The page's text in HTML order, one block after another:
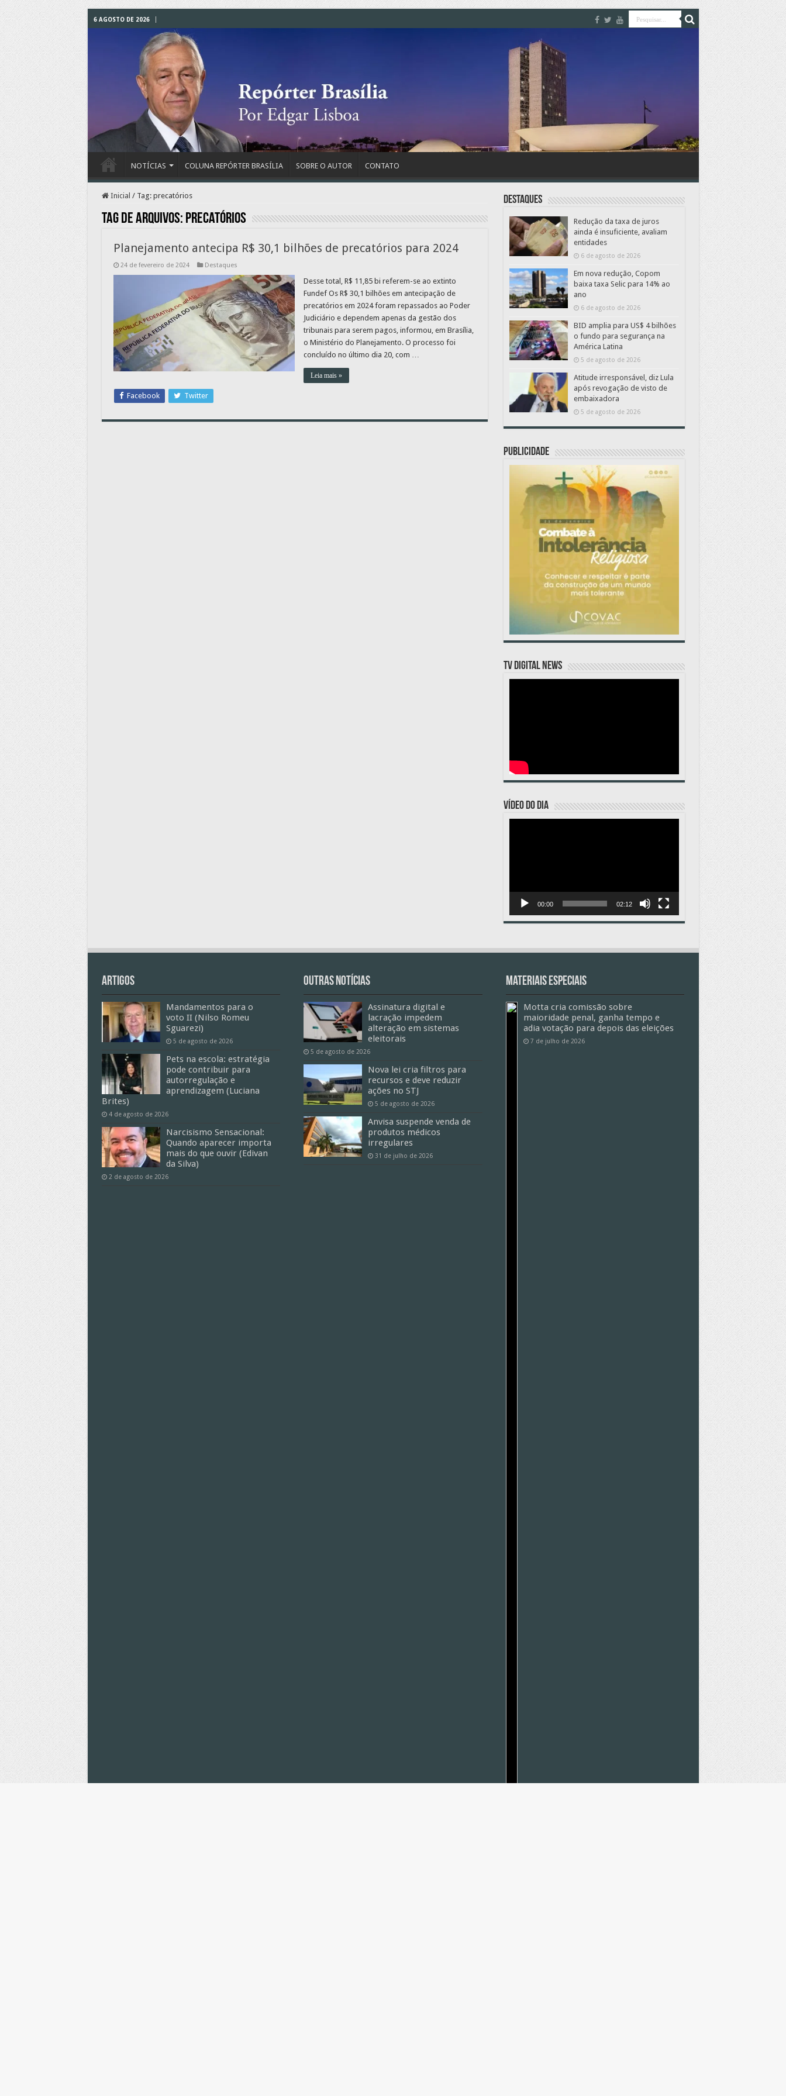
6 AGOSTO DE 2026
NOTÍCIAS COLUNA REPÓRTER BRASÍLIA SOBRE O AUTOR CONTATO
Inicial / Tag: precatórios
Tag de arquivos: precatórios
Planejamento antecipa R$ 30,1 bilhões de precatórios para 2024
24 de fevereiro de 2024 Destaques
Desse total, R$ 11,85 bi referem-se ao extinto
Fundef Os R$ 30,1 bilhões em antecipação de
precatórios em 2024 foram repassados ao Poder
Judiciário e dependem apenas da gestão dos
tribunais para serem pagos, informou, em Brasília,
o Ministério do Planejamento. O processo foi
concluído no último dia 20, com …
Leia mais »
Facebook Twitter
Destaques
Redução da taxa de juros
ainda é insuficiente, avaliam
entidades
6 de agosto de 2026
Em nova redução, Copom
baixa taxa Selic para 14% ao
ano
6 de agosto de 2026
BID amplia para US$ 4 bilhões
o fundo para segurança na
América Latina
5 de agosto de 2026
Atitude irresponsável, diz Lula
após revogação de visto de
embaixadora
5 de agosto de 2026
PUBLICIDADE
TV DIGITAL NEWS
VÍDEO DO DIA
00:00 02:12
Artigos
Mandamentos para o
voto II (Nilso Romeu
Sguarezi)
5 de agosto de 2026
Pets na escola: estratégia
pode contribuir para
autorregulação e
aprendizagem (Luciana
Brites)
4 de agosto de 2026
Narcisismo Sensacional:
Quando aparecer importa
mais do que ouvir (Edivan
da Silva)
2 de agosto de 2026
Outras Notícias
Assinatura digital e
lacração impedem
alteração em sistemas
eleitorais
5 de agosto de 2026
Nova lei cria filtros para
recursos e deve reduzir
ações no STJ
5 de agosto de 2026
Anvisa suspende venda de
produtos médicos
irregulares
31 de julho de 2026
Materiais especiais
Motta cria comissão sobre
maioridade penal, ganha tempo e
adia votação para depois das eleições
7 de julho de 2026